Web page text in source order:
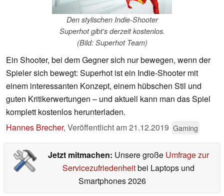
Den stylischen Indie-Shooter
Superhot gibt's derzeit kostenlos.
(Bild: Superhot Team)
Ein Shooter, bei dem Gegner sich nur bewegen, wenn der
Spieler sich bewegt: Superhot ist ein Indie-Shooter mit
einem interessanten Konzept, einem hübschen Stil und
guten Kritikerwertungen – und aktuell kann man das Spiel
komplett kostenlos herunterladen.
Hannes Brecher, Veröffentlicht am21.12.2019 Gaming
Jetzt mitmachen: Unsere große Umfrage zur
Servicezufriedenheitbei Laptops und
Smartphones 2026